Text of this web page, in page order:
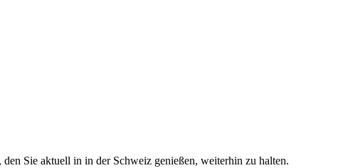
Sie aktuell in in der Schweiz genießen, weiterhin zu halten.